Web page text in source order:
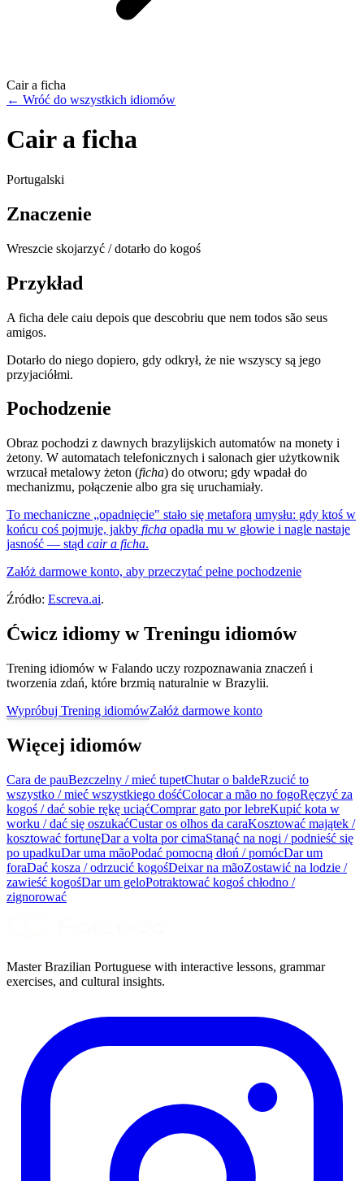
Cair a ficha
← Wróć do wszystkich idiomów
Cair a ficha
Portugalski
Znaczenie
Wreszcie skojarzyć / dotarło do kogoś
Przykład
A ficha dele caiu depois que descobriu que nem todos são seus
amigos.
Dotarło do niego dopiero, gdy odkrył, że nie wszyscy są jego
przyjaciółmi.
Pochodzenie
Obraz pochodzi z dawnych brazylijskich automatów na monety i
żetony. W automatach telefonicznych i salonach gier użytkownik
wrzucał metalowy żeton (ficha) do otworu; gdy wpadał do
mechanizmu, połączenie albo gra się uruchamiały.
To mechaniczne „opadnięcie" stało się metaforą umysłu: gdy ktoś w
końcu coś pojmuje, jakby ficha opadła mu w głowie i nagle nastaje
jasność — stąd cair a ficha.
Załóż darmowe konto, aby przeczytać pełne pochodzenie
Źródło: Escreva.ai.
Ćwicz idiomy w Treningu idiomów
Trening idiomów w Falando uczy rozpoznawania znaczeń i
tworzenia zdań, które brzmią naturalnie w Brazylii.
Wypróbuj Trening idiomówZałóż darmowe konto
Więcej idiomów
Cara de pauBezczelny / mieć tupetChutar o baldeRzucić to
wszystko / mieć wszystkiego dośćColocar a mão no fogoRęczyć za
kogoś / dać sobie rękę uciąćComprar gato por lebreKupić kota w
worku / dać się oszukaćCustar os olhos da caraKosztować majątek /
kosztować fortunęDar a volta por cimaStanąć na nogi / podnieść się
po upadkuDar uma mãoPodać pomocną dłoń / pomócDar um
foraDać kosza / odrzucić kogośDeixar na mãoZostawić na lodzie /
zawieść kogośDar um geloPotraktować kogoś chłodno /
zignorować
Master Brazilian Portuguese with interactive lessons, grammar
exercises, and cultural insights.